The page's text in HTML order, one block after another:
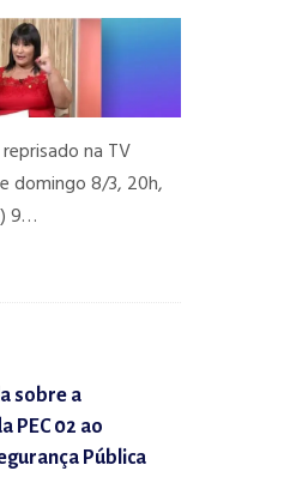
na TV
domingo 8/3, 20h,
9…
sobre a
PEC 02 ao
Pública